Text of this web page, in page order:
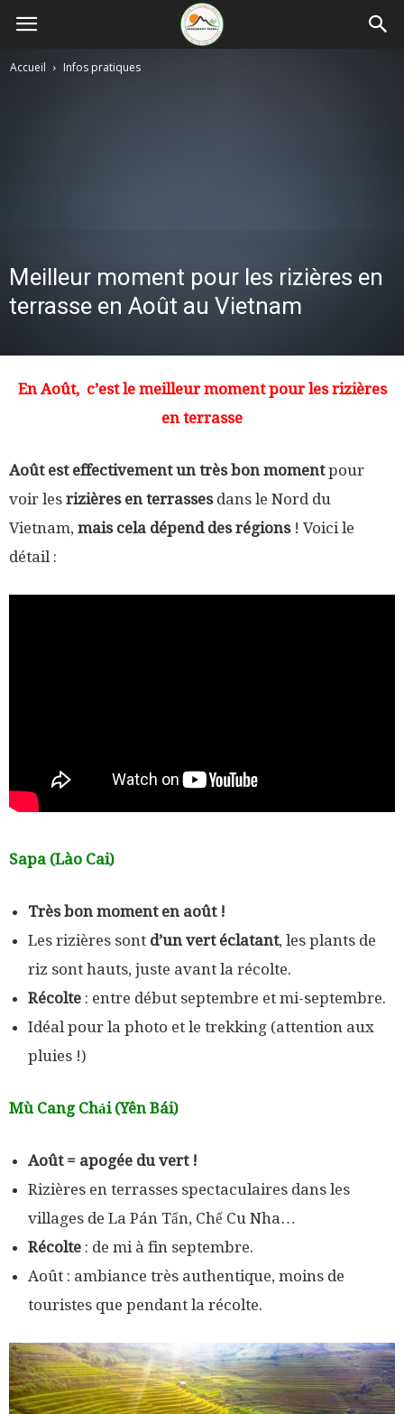
Accueil Infos pratiques
Meilleur moment pour les rizières en
terrasse en Août au Vietnam
En Août, c’est le meilleur moment pour les rizières
en terrasse
Août est effectivement un très bon momentpour
voir les rizières en terrassesdans le Nord du
Vietnam, mais cela dépend des régions! Voici le
détail :
Sapa (Lào Cai)
Très bon moment en août !
Les rizières sont d’un vert éclatant, les plants de
riz sont hauts, juste avant la récolte.
Récolte : entre début septembre et mi-septembre.
Idéal pour la photo et le trekking (attention aux
pluies !)
Mù Cang Chải (Yên Bái)
Août = apogée du vert !
Rizières en terrasses spectaculaires dans les
villages de La Pán Tẩn, Chế Cu Nha…
Récolte : de mi à fin septembre.
Août : ambiance très authentique, moins de
touristes que pendant la récolte.